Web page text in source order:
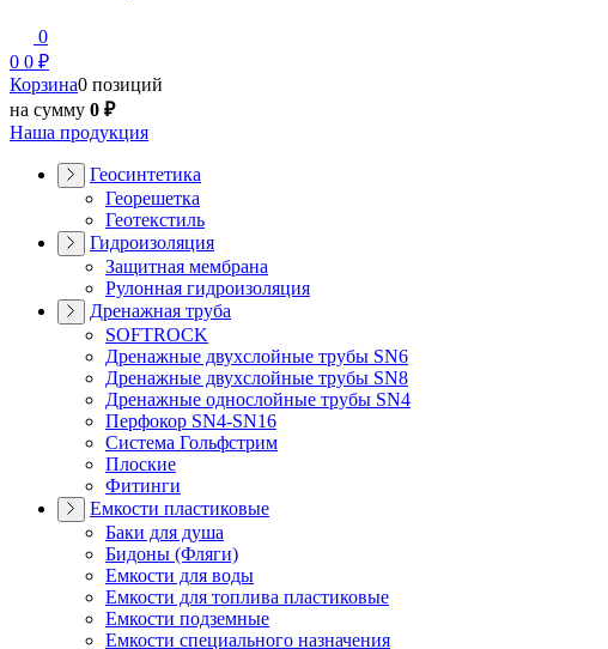
0
0 0 ₽
Корзина0 позиций
на сумму 0 ₽
Наша продукция
Геосинтетика
Георешетка
Геотекстиль
Гидроизоляция
Защитная мембрана
Рулонная гидроизоляция
Дренажная труба
SOFTROCK
Дренажные двухслойные трубы SN6
Дренажные двухслойные трубы SN8
Дренажные однослойные трубы SN4
Перфокор SN4-SN16
Система Гольфстрим
Плоские
Фитинги
Емкости пластиковые
Баки для душа
Бидоны (Фляги)
Емкости для воды
Емкости для топлива пластиковые
Емкости подземные
Емкости специального назначения